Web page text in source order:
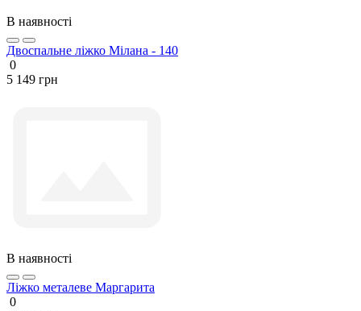
В наявності
Двоспальне ліжко Мілана - 140
0
5 149 грн
В наявності
Ліжко металеве Маргарита
0